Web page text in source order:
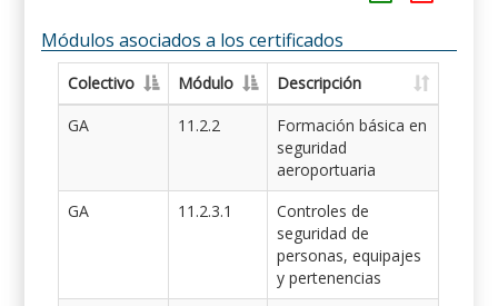
Módulos asociados a los certificados
Colectivo Módulo
Descripción
GA
11.2.2
Formación básica en
seguridad
aeroportuaria
GA
11.2.3.1
Controles de
seguridad de
personas, equipajes
y pertenencias